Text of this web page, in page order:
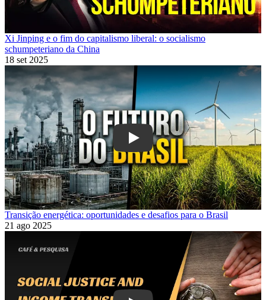
Xi Jinping e o fim do capitalismo liberal: o socialismo
schumpeteriano da China
18 set 2025
Play
Transição energética: oportunidades e desafios para o Brasil
21 ago 2025